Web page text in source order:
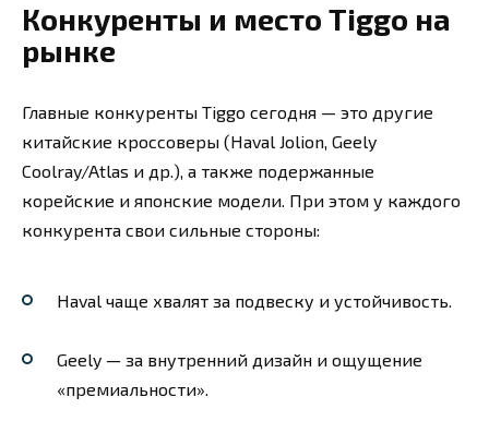
Конкуренты и место Tiggo на
рынке
Главные конкуренты Tiggo сегодня — это другие
китайские кроссоверы (Haval Jolion, Geely
Coolray/Atlas и др.), а также подержанные
корейские и японские модели. При этом у каждого
конкурента свои сильные стороны:
Haval чаще хвалят за подвеску и устойчивость.
Geely — за внутренний дизайн и ощущение
«премиальности».